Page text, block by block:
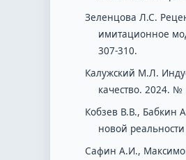
Зеленцова Л.С.
имитационное
307-310.
Калужский М.Л.
качество. 2024. №
Кобзев В.В., Бабкин
новой
Сафин А.И.,